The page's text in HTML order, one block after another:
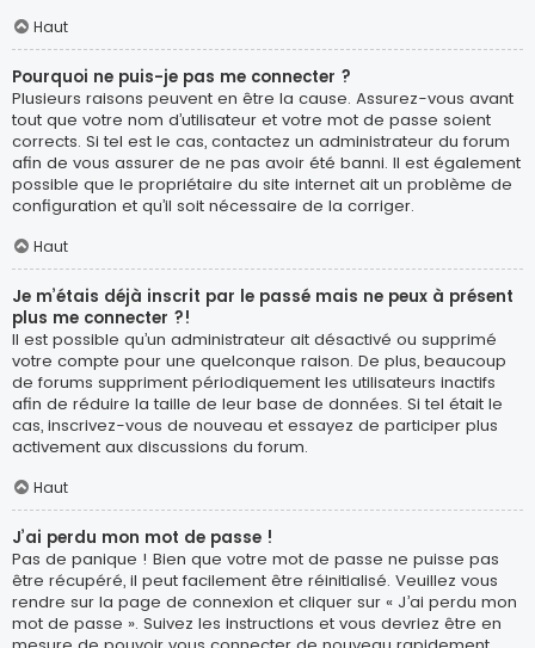
Haut
Pourquoi ne puis-je pas me connecter ?
Plusieurs raisons peuvent en être la cause. Assurez-vous avant
tout que votre nom d’utilisateur et votre mot de passe soient
corrects. Si tel est le cas, contactez un administrateur du forum
afin de vous assurer de ne pas avoir été banni. Il est également
possible que le propriétaire du site internet ait un problème de
configuration et qu’il soit nécessaire de la corriger.
Haut
Je m’étais déjà inscrit par le passé mais ne peux à présent
plus me connecter ?!
Il est possible qu’un administrateur ait désactivé ou supprimé
votre compte pour une quelconque raison. De plus, beaucoup
de forums suppriment périodiquement les utilisateurs inactifs
afin de réduire la taille de leur base de données. Si tel était le
cas, inscrivez-vous de nouveau et essayez de participer plus
activement aux discussions du forum.
Haut
J’ai perdu mon mot de passe !
Pas de panique ! Bien que votre mot de passe ne puisse pas
être récupéré, il peut facilement être réinitialisé. Veuillez vous
rendre sur la page de connexion et cliquer sur « J’ai perdu mon
mot de passe ». Suivez les instructions et vous devriez être en